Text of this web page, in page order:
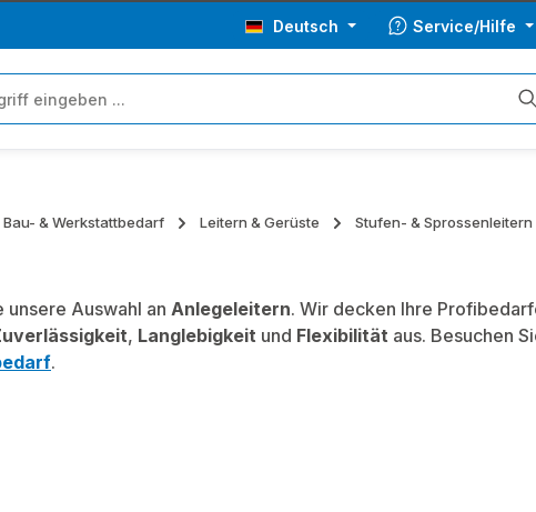
Deutsch Service/Hilfe
Bau- & Werkstattbedarf Leitern & Gerüste Stufen- & Sprossenleitern
unsere Auswahl an Anlegeleitern. Wir decken Ihre
, Langlebigkeit und Flexibilität aus. Besuchen
.